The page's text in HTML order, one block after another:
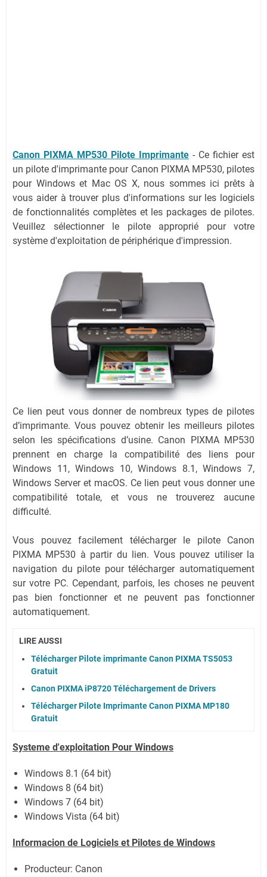
Canon PIXMA MP530 Pilote Imprimante - Ce fichier est
un pilote d'imprimante pour Canon PIXMA MP530, pilotes
pour Windows et Mac OS X, nous sommes ici prêts à
vous aider à trouver plus d'informations sur les logiciels
de fonctionnalités complètes et les packages de pilotes.
Veuillez sélectionner le pilote approprié pour votre
système d'exploitation de périphérique d'impression.
Ce lien peut vous donner de nombreux types de pilotes
d’imprimante. Vous pouvez obtenir les meilleurs pilotes
selon les spécifications d’usine. Canon PIXMA MP530
prennent en charge la compatibilité des liens pour
Windows 11, Windows 10, Windows 8.1, Windows 7,
Windows Server et macOS. Ce lien peut vous donner une
compatibilité totale, et vous ne trouverez aucune
difficulté.
Vous pouvez facilement télécharger le pilote Canon
PIXMA MP530 à partir du lien. Vous pouvez utiliser la
navigation du pilote pour télécharger automatiquement
sur votre PC. Cependant, parfois, les choses ne peuvent
pas bien fonctionner et ne peuvent pas fonctionner
automatiquement.
LIRE AUSSI
Télécharger Pilote imprimante Canon PIXMA TS5053
Gratuit
Canon PIXMA iP8720 Téléchargement de Drivers
Télécharger Pilote Imprimante Canon PIXMA MP180
Gratuit
Systeme d'exploitation Pour Windows
Windows 8.1 (64 bit)
Windows 8 (64 bit)
Windows 7 (64 bit)
Windows Vista (64 bit)
Informacion de Logiciels et Pilotes de Windows
Producteur: Canon